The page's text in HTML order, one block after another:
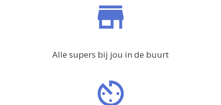
Alle supers bij jou in de buurt